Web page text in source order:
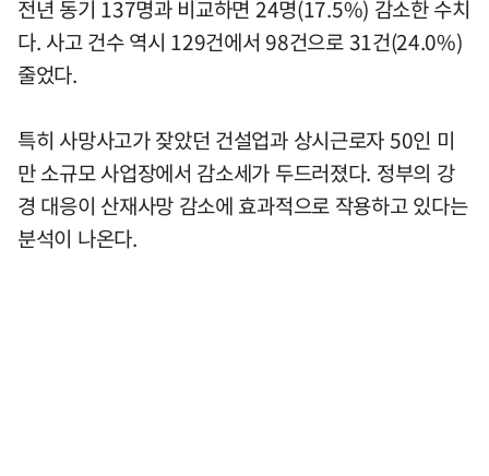
전년 동기 137명과 비교하면 24명(17.5%) 감소한 수치
다. 사고 건수 역시 129건에서 98건으로 31건(24.0%)
줄었다.
특히 사망사고가 잦았던 건설업과 상시근로자 50인 미
만 소규모 사업장에서 감소세가 두드러졌다. 정부의 강
경 대응이 산재사망 감소에 효과적으로 작용하고 있다는
분석이 나온다.